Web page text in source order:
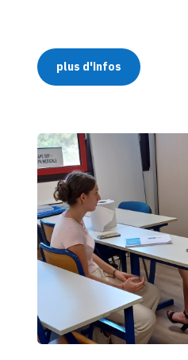
plus d'infos